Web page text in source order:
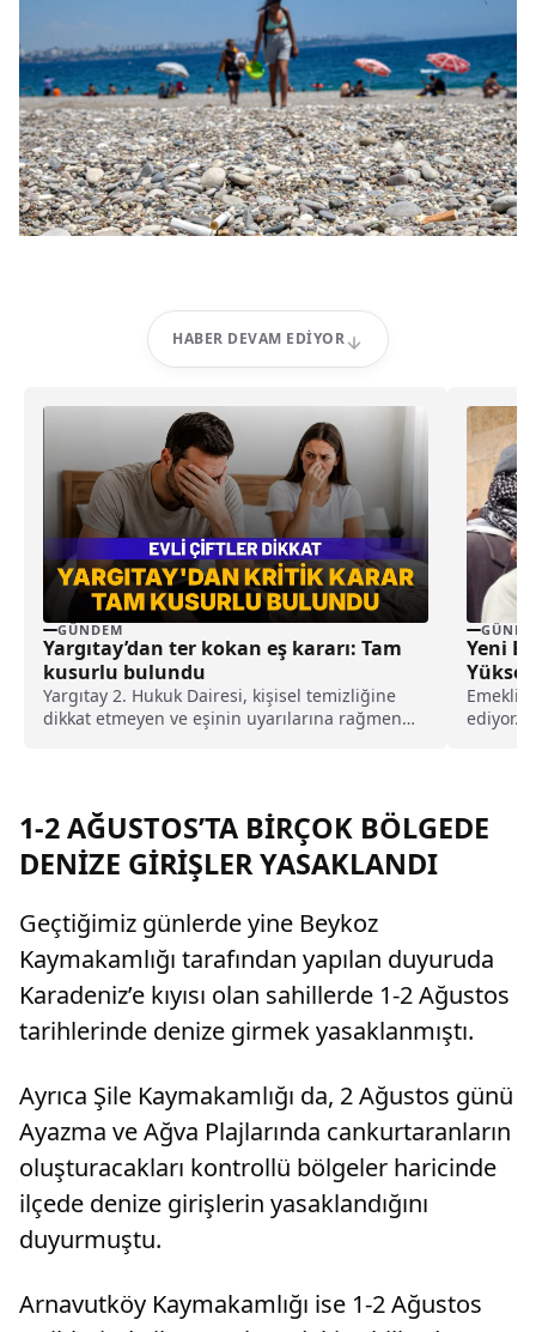
HABER DEVAM EDIYOR
GÜNDEM
Yargıtay’dan ter kokan eş kararı: Tam
kusurlu bulundu
Yargıtay 2. Hukuk Dairesi, kişisel temizliğine
dikkat etmeyen ve eşinin uyarılarına rağmen
lira tazminat ödemesine karar verildi.
Yeni
ediyor.
1-2 AĞUSTOS’TA BİRÇOK BÖLGEDE
DENİZE GİRİŞLER YASAKLANDI
Geçtiğimiz günlerde yine Beykoz
Kaymakamlığı tarafından yapılan duyuruda
Karadeniz’e kıyısı olan sahillerde 1-2 Ağustos
tarihlerinde denize girmek yasaklanmıştı.
Ayrıca Şile Kaymakamlığı da, 2 Ağustos günü
Ayazma ve Ağva Plajlarında cankurtaranların
oluşturacakları kontrollü bölgeler haricinde
ilçede denize girişlerin yasaklandığını
duyurmuştu.
Arnavutköy Kaymakamlığı ise 1-2 Ağustos